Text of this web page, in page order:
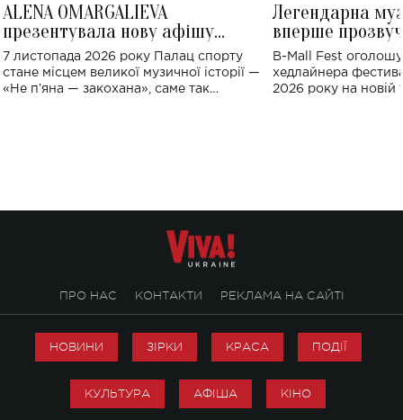
ALENA OMARGALIEVA
презентувала нову афішу
великого концерту в Палаці
спорту
7 листопада 2026 року Палац спорту
стане місцем великої музичної історії —
«Не пʼяна — закохана», саме так
Легендарна
вперше
Україні: де
B-Mall Fest
хедлайнера
2026 року на новій
ПРО НАС КОНТАКТИ РЕКЛАМА НА САЙТІ
НОВИНИ ЗІРКИ КРАСА ПОДІЇ
КУЛЬТУРА АФІША КІНО